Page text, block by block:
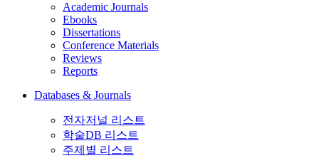
Academic Journals
Ebooks
Dissertations
Conference Materials
Reviews
Reports
Databases & Journals
전자저널 리스트
학술DB 리스트
주제별 리스트